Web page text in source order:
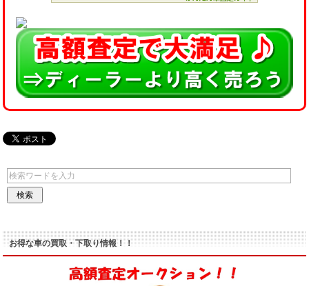
お得な車の買取・下取り情報！！